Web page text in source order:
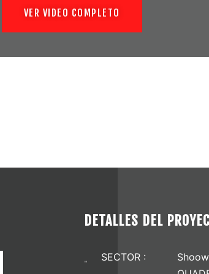
VER VIDEO COMPLETO
DETALLES DEL
SECTOR :